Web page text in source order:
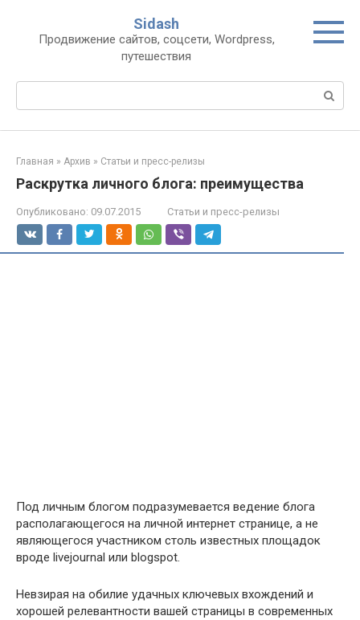
контенту
Sidash
Продвижение сайтов, соцсети, Wordpress,
путешествия
Главная » Архив » Статьи и пресс-релизы
Раскрутка личного блога: преимущества
Опубликовано: 09.07.2015 Статьи и пресс-релизы
Под личным блогом подразумевается ведение блога
располагающегося на личной интернет странице, а не
являющегося участником столь известных площадок
вроде livejournal или blogspot.
Невзирая на обилие удачных ключевых вхождений и
хорошей релевантности вашей страницы в современных